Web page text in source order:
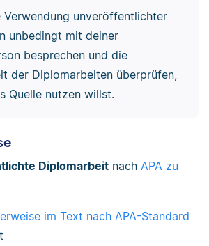
Verwendung unveröffentlichter
unbedingt mit deiner
besprechen und die
der Diplomarbeiten überprüfen,
Quelle nutzen willst.
Diplomarbeit nach APA zu
im Text nach APA-Standard